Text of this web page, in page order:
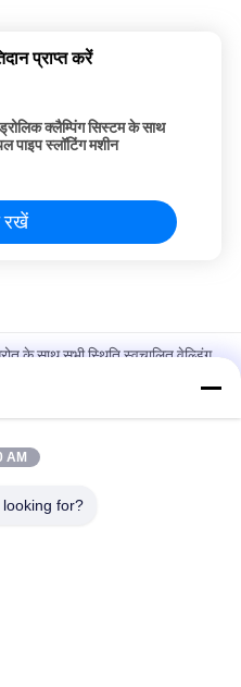
प्राप्त करें
क्लैम्पिंग सिस्टम के साथ
पाइप स्लॉटिंग मशीन
रखें
के साथ सभी स्थिति स्वचालित वेल्डिंग
स्वचालित वेल्डिंग मशीन पोर्टेबल
AM
for?